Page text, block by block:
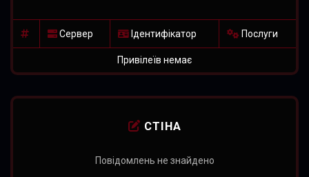
Сервер Ідентифікатор Послуги
Привілеїв немає
СТІНА
Повідомлень не знайдено